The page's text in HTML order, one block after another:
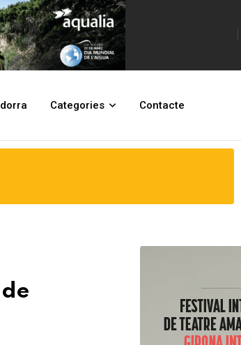
Categories Contacte